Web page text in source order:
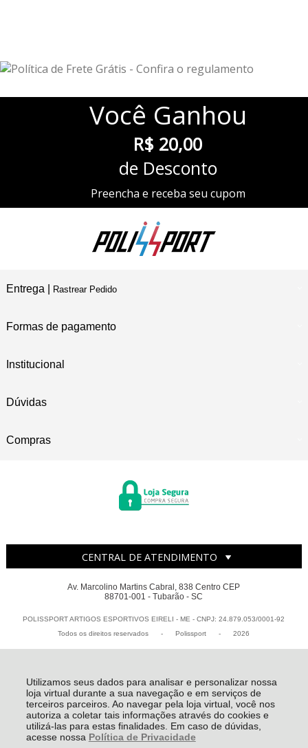
Utilizamos seus dados para analisar e personalizar nossa
loja virtual durante a sua navegação e em serviços de
terceiros parceiros. Ao navegar pela loja virtual, você nos
autoriza a coletar tais informações através do cookies e
utilizá-las para estas finalidades. Em caso de dúvidas,
acesse nossa Política de Privacidade
Você Ganhou
R$ 20,00
de Desconto
Preencha e receba seu cupom
Entrega | Rastrear Pedido
Formas de pagamento
Institucional
Dúvidas
Compras
CENTRAL DE ATENDIMENTO
Av. Marcolino Martins Cabral, 838 Centro CEP
88701-001 - Tubarão - SC
POLISSPORT ARTIGOS ESPORTIVOS EIRELI - ME - CNPJ: 24.879.053/0001-92
Todos os direitos reservados
- Polissport - 2026